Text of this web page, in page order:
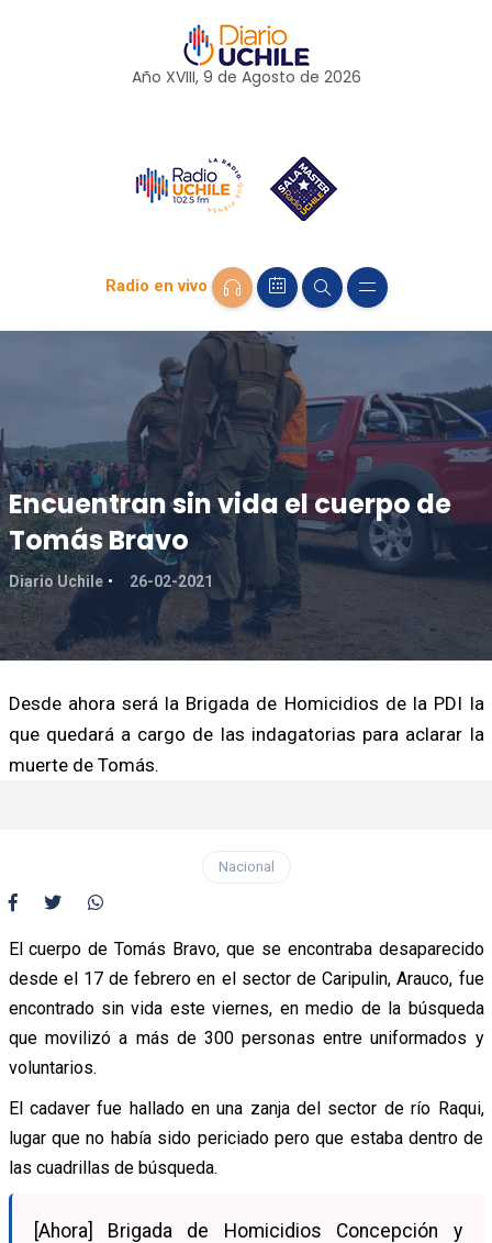
Año XVIII, 9 de Agosto de 2026
Radio en vivo
Encuentran sin vida el cuerpo de
Tomás Bravo
Diario Uchile 26-02-2021
Desde ahora será la Brigada de Homicidios de la PDI la
que quedará a cargo de las indagatorias para aclarar la
muerte de Tomás.
Nacional
El cuerpo de Tomás Bravo, que se encontraba desaparecido
desde el 17 de febrero en el sector de Caripulin, Arauco, fue
encontrado sin vida este viernes, en medio de la búsqueda
que movilizó a más de 300 personas entre uniformados y
voluntarios.
El cadaver fue hallado en una zanja del sector de río Raqui,
lugar que no había sido periciado pero que estaba dentro de
las cuadrillas de búsqueda.
[Ahora] Brigada de Homicidios Concepción y